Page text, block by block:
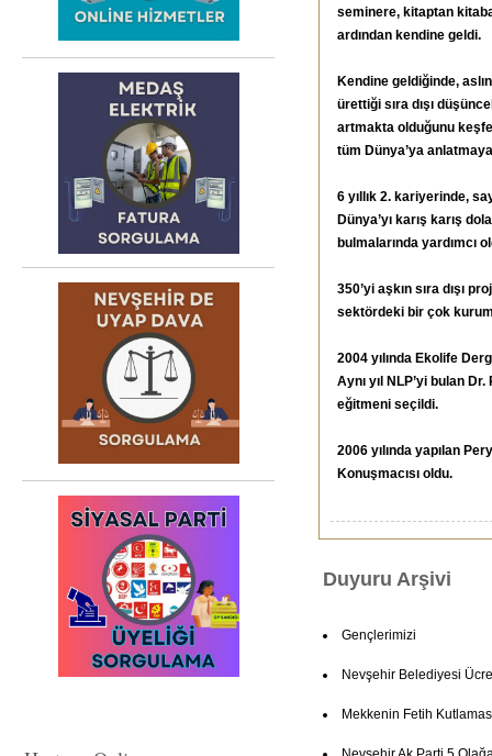
seminere, kitaptan
ardından kendine geldi.
Kendine geldiğinde,
ürettiği sıra dışı
artmakta olduğunu
tüm Dünya’ya anlatmaya
6 yıllık 2. kariyerinde,
Dünya’yı karış karış
bulmalarında yardımcı
350’yi aşkın sıra dışı
sektördeki bir çok
2004 yılında Ekolife
Aynı yıl NLP’yi bulan
eğitmeni seçildi.
2006 yılında yapılan
Konuşmacısı oldu.
Duyuru Arşivi
Gençlerimizi
Nevşehir Belediyesi
Mekkenin Fetih